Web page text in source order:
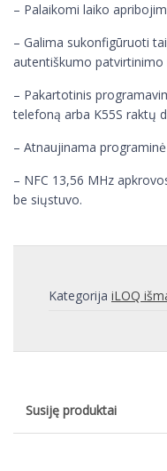
– Palaikomi laiko
– Galima sukonfigūruoti
autentiškumo patvirtinimo
– Pakartotinis
telefoną arba K55S raktų
– Atnaujinama
– NFC 13,56 MHz
be siųstuvo.
Kategorija iLOQ
Susiję produktai